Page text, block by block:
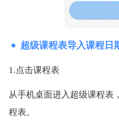
超级课程表导入课程日
1.点击课程表
从手机桌面进入超级课程表
程表。